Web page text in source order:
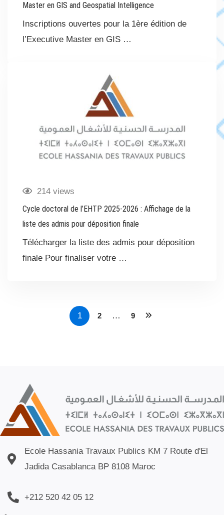
Master en GIS and Geospatial Intelligence
Inscriptions ouvertes pour la 1ère édition de
l’Executive Master en GIS …
214 views
Cycle doctoral de l’EHTP 2025-2026 : Affichage de la
liste des admis pour déposition finale
Télécharger la liste des admis pour déposition
finale Pour finaliser votre …
1 2 … 9
Ecole Hassania Travaux Publics KM 7 Route d'El
Jadida Casablanca BP 8108 Maroc
+212 520 42 05 12